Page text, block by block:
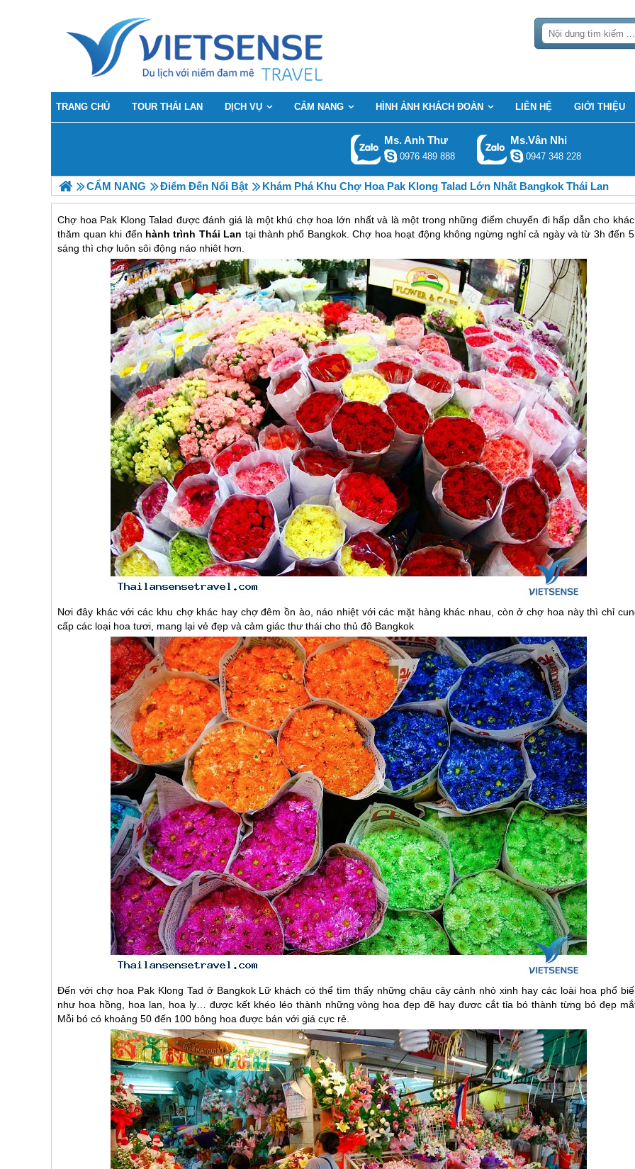
TRANG CHỦ TOUR THÁI LAN DỊCH VỤ CẨM NANG HÌNH ẢNH KHÁCH ĐOÀN LIÊN HỆ GIỚI THIỆU
Ms. Anh Thư
0976 489 888
Ms.Vân Nhi
0947 348 228
CẨM NANG Điểm Đến Nổi Bật Khám Phá Khu Chợ Hoa Pak Klong Talad Lớn Nhất Bangkok Thái Lan
Chợ hoa Pak Klong Talad được đánh giá là một khú chợ hoa lớn nhất và là một trong những điểm chuyến đi hấp dẫn cho
thăm quan khi đến hành trình Thái Lan tại thành phố Bangkok. Chợ hoa hoạt động không ngừng nghỉ cả ngày và từ 3h đến
sáng thì chợ luôn sôi động náo nhiêt hơn.
Nơi đây khác với các khu chợ khác hay chợ đêm ồn ào, náo nhiệt với các mặt hàng khác nhau, còn ở chợ hoa này thì chỉ
cấp các loại hoa tươi, mang lại vẻ đẹp và cảm giác thư thái cho thủ đô Bangkok
Đến với chợ hoa Pak Klong Tad ở Bangkok Lữ khách có thể tìm thấy những chậu cây cảnh nhỏ xinh hay các loài hoa phổ
như hoa hồng, hoa lan, hoa ly… được kết khéo léo thành những vòng hoa đẹp đẽ hay đươc cắt tỉa bó thành từng bó đẹp
Mỗi bó có khoảng 50 đến 100 bông hoa được bán với giá cực rẻ.